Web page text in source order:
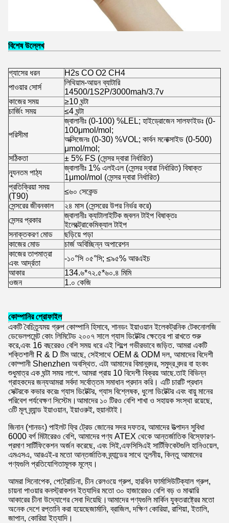
বিশেষ উল্লেখ
গ্যাসের ধরন
H2s CO O2 CH4
পাওয়ার সোর্স
লিথিয়াম-আয়ন ব্যাটারি
14500/1S2P/3000mah/3.7v
কাজের সময়
≥10 ঘন্টা
চার্জিং সময়
≤4 ঘন্টা
পরিসীমা
জ্বালানীঃ (0-100) %LEL; হাইড্রোজেন সালফাইডঃ (0-
100μmol/mol;
অক্সিজেনঃ (0-30) %VOL; কার্বন মনোক্সাইড (0-500)
μmol/mol;
সঠিকতা
± 5% FS (সেন্সর দ্বারা নির্ধারিত)
ন্যূনতম পাঠ্য
জ্বালানীঃ 1% এলইএল (সেন্সর দ্বারা নির্ধারিত) বিষাক্ত
1μmol/mol (সেন্সর দ্বারা নির্ধারিত)
প্রতিক্রিয়া সময়
(T90)
≤৬০ সেকেন্ড
সেন্সরের জীবনকাল
২৪ মাস (সেন্সরের উপর নির্ভর করে)
সেন্সর প্রকার
জ্বালানীঃ ক্যাটালাইটিক জ্বলন টাইপ বিষাক্তঃ
ইলেক্ট্রোকেমিক্যাল টাইপ
সনাক্তকরণ মোড
ছড়িয়ে পড়া
কাজের মোড
চার্জ অবিচ্ছিন্ন অপারেশন
কাজের তাপমাত্রা
এবং আর্দ্রতা
-১০°সি ০৫°সি; ≤৯৫% আরএইচ
আকার
134.৬*৭২.৫*৬০.৪ মিমি
ওজন
1.০ কেজি
কোম্পানির প্রোফাইল
একটি বৈচিত্র্যময় গ্রুপ কোম্পানি হিসাবে, শানডং ইয়াওয়ান ইলেকট্রনিক টেকনোলজি
ডেভেলপমেন্ট কোং লিমিটেড ২০০৭ সালে গ্যাস ডিটেক্টর ক্ষেত্রে পা রাখতে শুরু
করে,এবং 16 বছরেরও বেশি সময় ধরে এই শিল্পে গভীরভাবে জড়িত. আমরা একটি
শক্তিশালী R & D টিম আছে, সেইসাথে OEM & ODM দল, আমাদের বিদেশী
কোম্পানী Shenzhen অবস্থিত. এটা আমাদের বিমানবন্দর, সমুদ্র বন্দর বা হংকং
শুধুমাত্র এক ঘন্টা সময় লাগে. আমরা প্রায় 10 বিদেশী বিক্রয় আছে.তাই বিভিন্ন
গ্রাহকদের জন্যআমরা সর্বদা সর্বোত্তম সমাধান প্রদান করি। এটি চারটি প্রধান
সেক্টরকে কভার করেঃ গ্যাস ডিটেক্টর, গ্যাস বিশ্লেষক, ধুলো ডিটেক্টর এবং বায়ু মানের
পরিবেশ পর্যবেক্ষণ সিস্টেম।আমাদের ১০ টিরও বেশি শাখা ও সহায়ক সংস্থা রয়েছে,
৩টি মূল ব্র্যান্ড ইয়াওয়ান, ইয়াওরুই, হুয়ানটাই।
জিনান (শানডং) পাইলট ফ্রি ট্রেড জোনের সদর দফতর, আমাদের উত্পাদন সুবিধা
6000 বর্গ মিটারেরও বেশি, আমাদের পণ্য ATEX থেকে আন্তর্জাতিক বিস্ফোরণ-
প্রমাণ সার্টিফিকেশন অর্জন করেছে, এবং সিই,এফসিসিএই সার্টিফিকেটগুলি হানিওয়েল,
এমএসএ, আরএই-র মতো আন্তর্জাতিক ব্র্যান্ডের সাথে তুলনীয়, কিন্তু আমাদের
পণ্যগুলি প্রতিযোগিতামূলক মূল্যে।
আমরা সিনোপেক, পেট্রোচিনা, চীন রেলওয়ে গ্রুপ, হারবিন ফার্মাসিউটিক্যাল গ্রুপ,
চায়না পাওয়ার কনস্ট্রাকশন ইত্যাদির মতো ৩০ হাজারেরও বেশি বড় ও মাঝারি
আকারের চীনা উদ্যোগের সেবা দিয়েছি।আমাদের পণ্যগুলি মার্কিন যুক্তরাষ্ট্রের মতো
অনেক দেশে রপ্তানি করা হয়েছেজার্মানি, ব্রাজিল, দক্ষিণ কোরিয়া, রাশিয়া, ইতালি,
জাপান, কোরিয়া ইত্যাদি।